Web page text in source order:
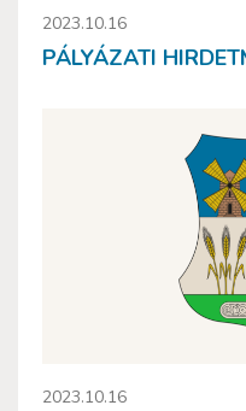
2023.10.16
PÁLYÁZATI
2023.10.16